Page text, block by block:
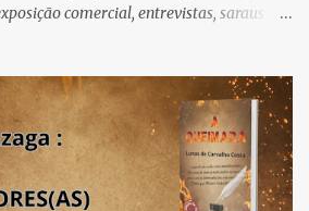
comercial, entrevistas, saraus
1º painel- 02/05/25 - 9h: Tema: Em
Severino Pedro e convidados -
2º painel- 02/05/25 - 10h30: Tema:
Mediador: Pierre Pessôa Convidados:
- Acesse aqui para se inscrever 3º